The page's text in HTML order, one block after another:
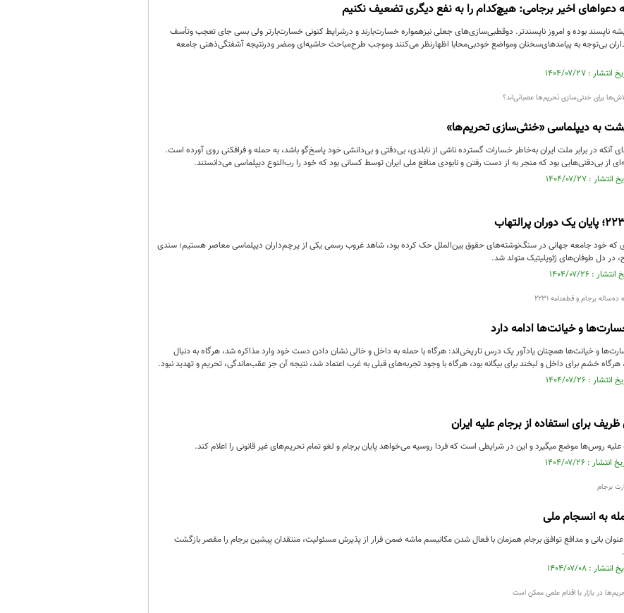
دعواهای اخیر برجامی: هیچ‌کدام را به نفع دیگری تضعیف نکنیم
ناپسند بوده و امروز ناپسندتر. دوقطبی‌سازی‌های جعلی نیزهمواره خسارت‌بارند و درشرایط کنونی خسارت‌بارتر ولی بسی جای تعجب وتأسف
بی‌توجه به پیامدهای‌سخنان ومواضع خودبی‌محابا اظهارنظر می‌کنند وموجب طرح‌مباحث حاشیه‌ای ومضر ودرنتیجه آشفتگی‌ذهنی جامعه
برای خنثی‌سازی تحریم‌ها عصبانی‌اند؟
به دیپلماسی «خنثی‌سازی تحریم‌ها»
در برابر ملت ایران به‌خاطر خسارات گسترده‌ ناشی از نابلدی، بی‌دقتی و بی‌دانشی خود پاسخ‌گو باشد، به حمله و فرافکنی روی آورده است.
از بی‌دقتی‌هایی بود که منجر به از دست رفتن و نابودی منافع ملی ایران توسط کسانی بود که خود را رب‌النوع دیپلماسی می‌دانستند.
که خود جامعه جهانی در سنگ‌نوشته‌های حقوق بین‌الملل حک کرده بود، شاهد غروب رسمی یکی از پرچم‌داران دیپلماسی معاصر هستیم؛ سندی
در دل طوفان‌های ژئوپلیتیک متولد شد.
برجام و قطعنامه 2231
و خیانت‌ها ادامه دارد
و خیانت‌ها همچنان یادآور یک درس تاریخی‌اند: هرگاه با حمله به داخل و خالی نشان دادن دست خود وارد مذاکره شد، هرگاه به دنبال
خشم برای داخل و لبخند برای بیگانه بود، هرگاه با وجود تجربه‌های قبلی به غرب اعتماد شد، نتیجه آن جز عقب‌ماندگی، تحریم و تهدید نبود.
برای استفاده از برجام علیه ایران
روس‌ها موضع میگیرد و این در شرایطی است که فردا روسیه می‌خواهد پایان برجام و لغو تمام تحریم‌های غیر قانونی را اعلام کند.
برجام
به انسجام ملی
بانی و مدافع توافق برجام همزمان با فعال شدن مکانیسم ماشه ضمن فرار از پذیرش مسئولیت، منتقدان پیشین برجام را مقصر بازگشت
در بازار با اقدام علمی ممکن است